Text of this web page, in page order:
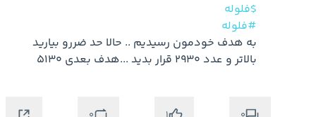
$فلوله
#فلوله
بالاتر و عدد 2930 قرار بدید ...هدف بعدی 5130